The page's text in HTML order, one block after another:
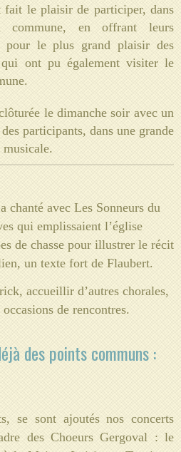
fait le plaisir de participer, dans
en offrant leurs
pour le plus grand plaisir des
qui ont pu également visiter le
le dimanche soir avec un
participants, dans une grande
chanté avec Les Sonneurs du
qui emplissaient l’église
de chasse pour illustrer le récit
un texte fort de Flaubert.
accueillir d’autres chorales,
de rencontres.
des points communs :
se sont ajoutés nos concerts
des Choeurs Gergoval : le